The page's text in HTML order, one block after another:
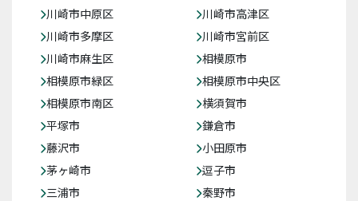
川崎市中原区
川崎市高津区
川崎市多摩区
川崎市宮前区
川崎市麻生区
相模原市
相模原市緑区
相模原市中央区
相模原市南区
横須賀市
平塚市
鎌倉市
藤沢市
小田原市
茅ヶ崎市
逗子市
三浦市
秦野市